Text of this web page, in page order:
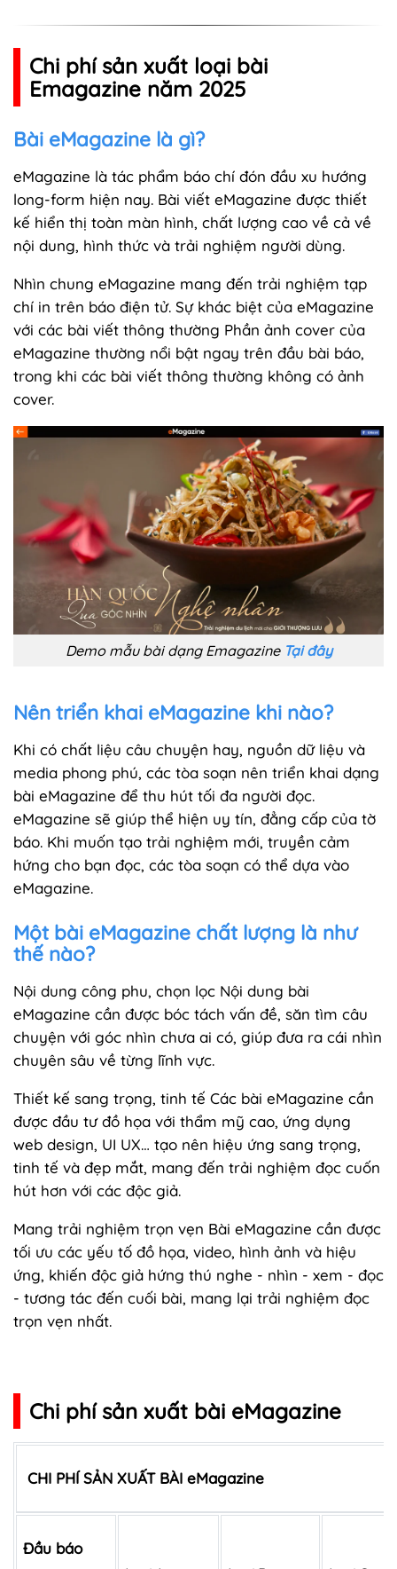
Chi phí sản xuất loại bài
Emagazine năm 2025
Bài eMagazine là gì?
eMagazine là tác phẩm báo chí đón đầu xu hướng
long-form hiện nay. Bài viết eMagazine được thiết
kế hiển thị toàn màn hình, chất lượng cao về cả về
nội dung, hình thức và trải nghiệm người dùng.
Nhìn chung eMagazine mang đến trải nghiệm tạp
chí in trên báo điện tử. Sự khác biệt của eMagazine
với các bài viết thông thường Phần ảnh cover của
eMagazine thường nổi bật ngay trên đầu bài báo,
trong khi các bài viết thông thường không có ảnh
cover.
Demo mẫu bài dạng Emagazine Tại đây
Nên triển khai eMagazine khi nào?
Khi có chất liệu câu chuyện hay, nguồn dữ liệu và
media phong phú, các tòa soạn nên triển khai dạng
bài eMagazine để thu hút tối đa người đọc.
eMagazine sẽ giúp thể hiện uy tín, đẳng cấp của tờ
báo. Khi muốn tạo trải nghiệm mới, truyền cảm
hứng cho bạn đọc, các tòa soạn có thể dựa vào
eMagazine.
Một bài eMagazine chất lượng là như
thế nào?
Nội dung công phu, chọn lọc Nội dung bài
eMagazine cần được bóc tách vấn đề, săn tìm câu
chuyện với góc nhìn chưa ai có, giúp đưa ra cái nhìn
chuyên sâu về từng lĩnh vực.
Thiết kế sang trọng, tinh tế Các bài eMagazine cần
được đầu tư đồ họa với thẩm mỹ cao, ứng dụng
web design, UI UX… tạo nên hiệu ứng sang trọng,
tinh tế và đẹp mắt, mang đến trải nghiệm đọc cuốn
hút hơn với các độc giả.
Mang trải nghiệm trọn vẹn Bài eMagazine cần được
tối ưu các yếu tố đồ họa, video, hình ảnh và hiệu
ứng, khiến độc giả hứng thú nghe - nhìn - xem - đọc
- tương tác đến cuối bài, mang lại trải nghiệm đọc
trọn vẹn nhất.
Chi phí sản xuất bài eMagazine
CHI PHÍ SẢN XUẤT BÀI eMagazine
Đầu báo